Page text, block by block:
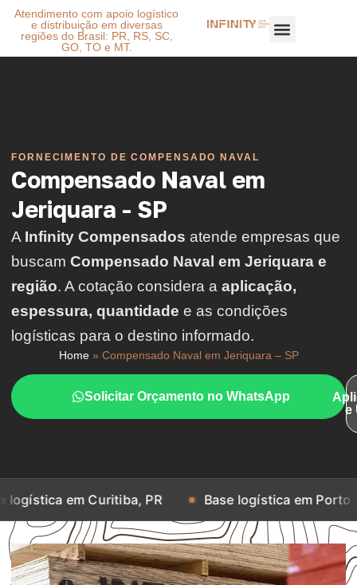
Atendimento com apoio logístico
e distribuição em diversas
regiões do Brasil: PR, RS, SC,
GO, TO e MT.
FORNECIMENTO DE COMPENSADO NAVAL
Compensado Naval em
Jeriquara - SP
A Infinity Compensados atende empresas que
buscam Compensado Naval em Jeriquara e
região. A cotação considera a aplicação,
espessura, quantidade e as condições
logísticas para o destino informado.
Home» Compensado Naval em Jeriquara – SP
Solicitar Orçamento no WhatsApp
e
Curitiba, PR Base logística em Porto Alegre, RS